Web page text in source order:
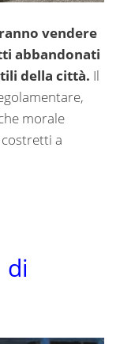
vendere
abbandonati
della città. Il
morale
a
di